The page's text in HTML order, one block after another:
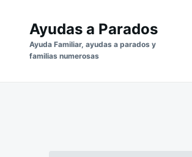
contenido
Ayudas a Parados
Ayuda Familiar, ayudas a parados y
familias numerosas